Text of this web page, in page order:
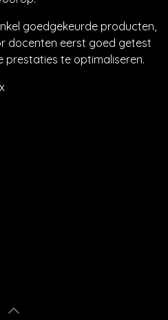
goedgekeurde producten,
docenten eerst goed getest
prestaties te optimaliseren.